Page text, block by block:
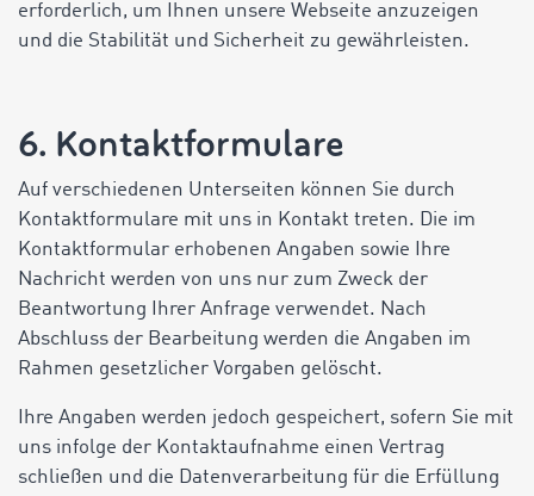
erforderlich, um Ihnen unsere Webseite anzuzeigen
und die Stabilität und Sicherheit zu gewährleisten.
6. Kontaktformulare
Auf verschiedenen Unterseiten können Sie durch
Kontaktformulare mit uns in Kontakt treten. Die im
Kontaktformular erhobenen Angaben sowie Ihre
Nachricht werden von uns nur zum Zweck der
Beantwortung Ihrer Anfrage verwendet. Nach
Abschluss der Bearbeitung werden die Angaben im
Rahmen gesetzlicher Vorgaben gelöscht.
Ihre Angaben werden jedoch gespeichert, sofern Sie mit
uns infolge der Kontaktaufnahme einen Vertrag
schließen und die Datenverarbeitung für die Erfüllung